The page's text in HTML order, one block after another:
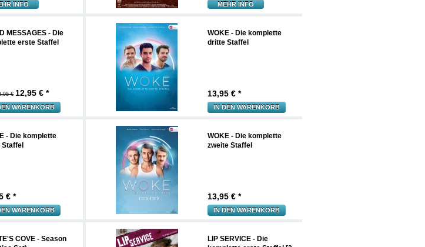
INFO MEHR INFO
MESSAGES - Die
erste Staffel
€ 12,95 € *
WARENKORB
WOKE - Die komplette
dritte Staffel
13,95 € *
IN DEN WARENKORB
- Die komplette
€ *
WARENKORB
WOKE - Die komplette
zweite Staffel
13,95 € *
IN DEN WARENKORB
COVE - Season
LIP SERVICE - Die